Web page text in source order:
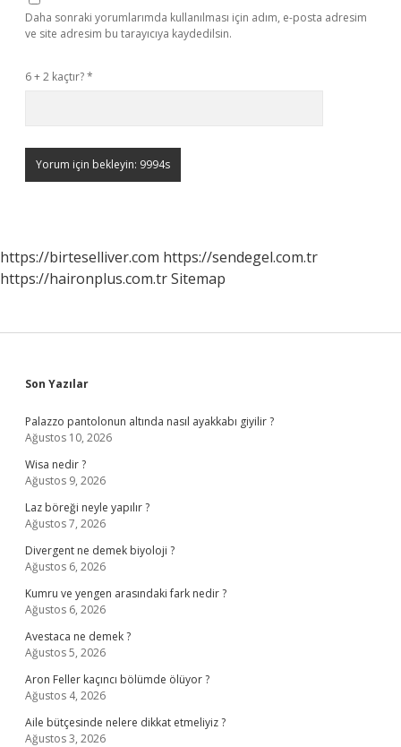
Daha sonraki yorumlarımda kullanılması için adım, e-posta adresim
ve site adresim bu tarayıcıya kaydedilsin.
6 + 2 kaçtır?*
https://birteselliver.com https://sendegel.com.tr
https://haironplus.com.trSitemap
Sidebar
Son Yazılar
Palazzo pantolonun altında nasıl ayakkabı giyilir ?
Ağustos 10, 2026
Wisa nedir ?
Ağustos 9, 2026
Laz böreği neyle yapılır ?
Ağustos 7, 2026
Divergent ne demek biyoloji ?
Ağustos 6, 2026
Kumru ve yengen arasındaki fark nedir ?
Ağustos 6, 2026
Avestaca ne demek ?
Ağustos 5, 2026
Aron Feller kaçıncı bölümde ölüyor ?
Ağustos 4, 2026
Aile bütçesinde nelere dikkat etmeliyiz ?
Ağustos 3, 2026